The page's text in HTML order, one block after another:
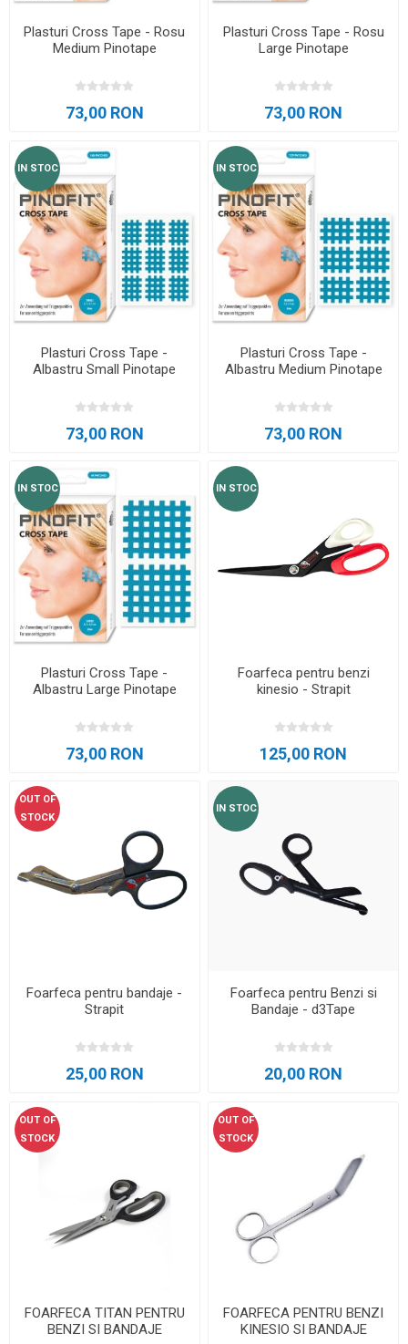
Plasturi Cross Tape - Rosu
Medium Pinotape
73,00 RON
Plasturi Cross Tape - Rosu
Large Pinotape
73,00 RON
IN STOC
Plasturi Cross Tape -
Albastru Small Pinotape
73,00 RON
IN STOC
Plasturi Cross Tape -
Albastru Medium Pinotape
73,00 RON
IN STOC
Plasturi Cross Tape -
Albastru Large Pinotape
73,00 RON
IN STOC
Foarfeca pentru benzi
kinesio - Strapit
125,00 RON
OUT OF
STOCK
Foarfeca pentru bandaje -
Strapit
25,00 RON
IN STOC
Foarfeca pentru Benzi si
Bandaje - d3Tape
20,00 RON
OUT OF
STOCK
FOARFECA TITAN PENTRU
BENZI SI BANDAJE
OUT OF
STOCK
FOARFECA PENTRU BENZI
KINESIO SI BANDAJE